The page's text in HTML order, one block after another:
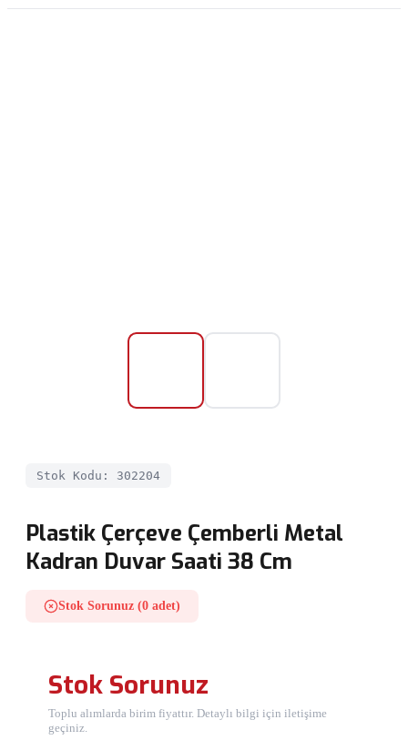
Stok Kodu: 302204
Plastik Çerçeve Çemberli Metal
Kadran Duvar Saati 38 Cm
Stok Sorunuz (0 adet)
Stok Sorunuz
Toplu alımlarda birim fiyattır. Detaylı bilgi için iletişime
geçiniz.